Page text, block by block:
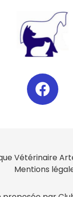
Vétérinaire
Mentions